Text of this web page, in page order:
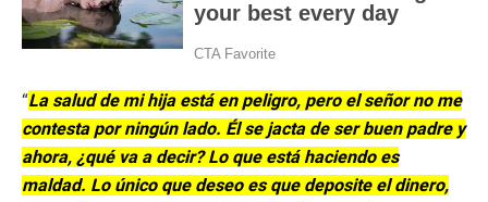
“La salud de mi hija está en peligro, pero el señor no me
contesta por ningún lado. Él se jacta de ser buen padre y
ahora, ¿qué va a decir? Lo que está haciendo es
maldad. Lo único que deseo es que deposite el dinero,